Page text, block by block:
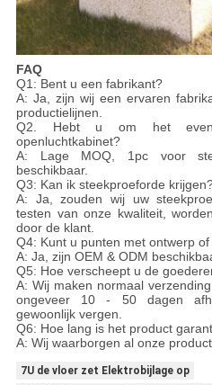
FAQ
Q1: Bent u een fabrikant?
A: Ja, zijn wij een ervaren
productielijnen.
Q2. Hebt u om het even
openluchtkabinet?
A: Lage MOQ, 1pc voor
beschikbaar.
Q3: Kan ik steekproeforde
A: Ja, zouden wij uw
testen van onze kwaliteit,
door de klant.
Q4: Kunt u punten met ontwerp
A: Ja, zijn OEM & ODM
Q5: Hoe verscheept u de
A: Wij maken normaal
ongeveer 10 - 50 dagen
gewoonlijk vergen.
Q6: Hoe lang is het product
A: Wij waarborgen al onze
7U de vloer zet Elektrobijlage op